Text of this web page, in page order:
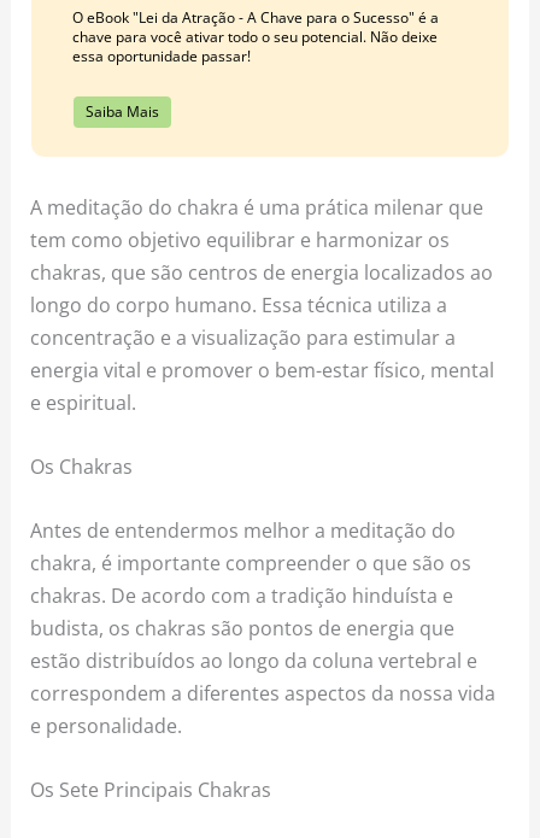
O eBook "Lei da Atração - A Chave para o Sucesso" é a
chave para você ativar todo o seu potencial. Não deixe
essa oportunidade passar!
Saiba Mais
A meditação do chakra é uma prática milenar que
tem como objetivo equilibrar e harmonizar os
chakras, que são centros de energia localizados ao
longo do corpo humano. Essa técnica utiliza a
concentração e a visualização para estimular a
energia vital e promover o bem-estar físico, mental
e espiritual.
Os Chakras
Antes de entendermos melhor a meditação do
chakra, é importante compreender o que são os
chakras. De acordo com a tradição hinduísta e
budista, os chakras são pontos de energia que
estão distribuídos ao longo da coluna vertebral e
correspondem a diferentes aspectos da nossa vida
e personalidade.
Os Sete Principais Chakras